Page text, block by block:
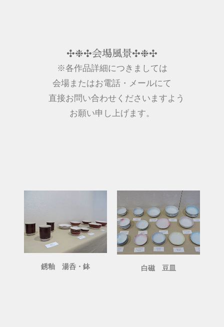
✣❉✣会場風景✣❉✣
※各作品詳細につきましては
会場またはお電話・メールにて
直接お問い合わせくださいますよう
お願い申し上げます。
銹釉 湯呑・鉢 白磁 豆皿